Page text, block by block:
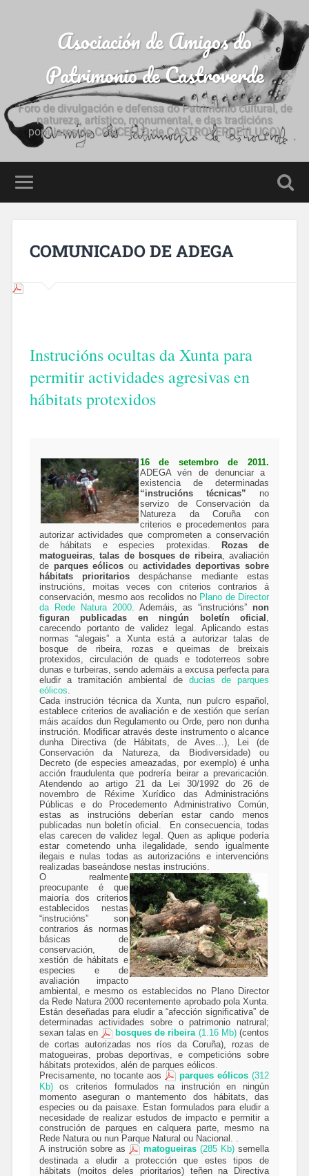
Asociación de Amigos do
Patrimonio de Castroverde
Foro de divulgación e defensa do Patrimonio cultural, de
natureza, artístico, monumental, e das tradicións
populares do CONCELLO de CASTROVERDE (LUGO)
COMUNICADO DE ADEGA
Instrucións ocultas da Xunta para
permitir actividades agresivas en
hábitats protexidos
16 de setembro de 2011.
ADEGA vén de denunciar a
existencia de determinadas
“instrucións técnicas” no
servizo de Conservación da
Natureza da Coruña con
criterios e procedementos para
autorizar actividades que comprometen a conservación
de hábitats e especies protexidas.
Rozas de
matogueiras, talas de bosques de ribeira, avaliación
deparques eólicos ou actividades deportivas sobre
hábitats prioritarios despáchanse mediante estas
instrucións, moitas veces con criterios contrarios á
conservación, mesmo aos recolidos no Plano de Director
da Rede Natura 2000. Ademáis, as “instrucións” non
figuran publicadas en ningún boletín oficial ,
carecendo portanto de validez legal. Aplicando estas
normas “alegais” a Xunta está a autorizar talas de
bosque de ribeira, rozas e queimas de breixais
protexidos, circulación de quads e todoterreos sobre
dunas e turbeiras, sendo ademáis a excusa perfecta para
eludir a tramitación ambiental de ducias de parques
eólicos.
Cada instrución técnica da Xunta, nun pulcro español,
establece criterios de avaliación e de xestión que serían
máis acaídos dun Regulamento ou Orde, pero non dunha
instrución. Modificar através deste instrumento o alcance
dunha Directiva (de Hábitats, de Aves…), Lei (de
Conservación da Natureza, da Biodiversidade) ou
Decreto (de especies ameazadas, por exemplo) é unha
acción fraudulenta que podrería beirar a prevaricación.
Atendendo ao artigo 21 da Lei 30/1992 do 26 de
novembro de Réxime Xurídico das Administracións
Públicas e do Procedemento Administrativo Común,
estas as instrucións deberían estar cando menos
publicadas nun boletín oficial. En consecuencia, todas
elas carecen de validez legal. Quen as aplique podería
estar cometendo unha ilegalidade, sendo igualmente
ilegais e nulas todas as autorizacións e intervencións
realizadas baseándose nestas instrucións.
O realmente
preocupante é que
maioría dos criterios
establecidos nestas
“instrucións” son
contrarios ás normas
básicas de
conservación, de
xestión de hábitats e
especies e de
avaliación impacto
ambiental, e mesmo os establecidos no Plano Director
da Rede Natura 2000 recentemente aprobado pola Xunta.
Están deseñadas para eludir a “afección significativa” de
determinadas actividades sobre o patrimonio natrural;
sexan talas en
bosques de ribeira (1.16 Mb)(centos
de cortas autorizadas nos ríos da Coruña), rozas de
matogueiras, probas deportivas, e competicións sobre
hábitats protexidos, alén de parques eólicos.
Precisamente, no tocante aos
parques eólicos (312
Kb)
os criterios formulados na instrución en ningún
momento aseguran o mantemento dos hábitats, das
especies ou da paisaxe. Estan formulados para eludir a
necesidade de realizar estudos de impacto e permitir a
construción de parques en calquera parte, mesmo na
Rede Natura ou nun Parque Natural ou Nacional. .
A instrución sobre as
matogueiras (285 Kb) semella
destinada a eludir a protección que estes tipos de
hábitats (moitos deles prioritarios) teñen na Directiva